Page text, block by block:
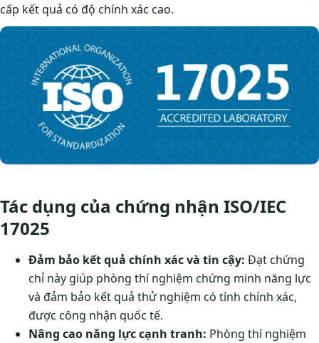
cấp kết quả có độ chính xác cao.
Tác dụng của chứng nhận ISO/IEC
17025
Đảm bảo kết quả chính xác và tin cậy: Đạt chứng
chỉ này giúp phòng thí nghiệm chứng minh năng lực
và đảm bảo kết quả thử nghiệm có tính chính xác,
được công nhận quốc tế.
Nâng cao năng lực cạnh tranh: Phòng thí nghiệm